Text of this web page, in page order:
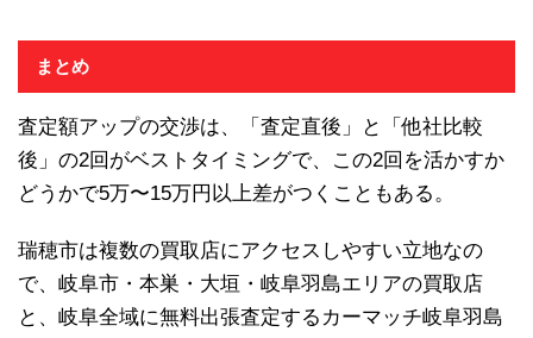
まとめ
査定額アップの交渉は、「査定直後」と「他社比較
後」の2回がベストタイミングで、この2回を活かすか
どうかで5万〜15万円以上差がつくこともある。
瑞穂市は複数の買取店にアクセスしやすい立地なの
で、岐阜市・本巣・大垣・岐阜羽島エリアの買取店
と、岐阜全域に無料出張査定するカーマッチ岐阜羽島